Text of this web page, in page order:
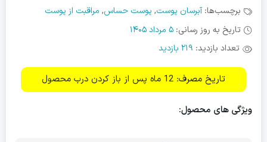
برچسب‌ها:آبرسان پوست, پوست حساس, مراقبت از پوست
تاریخ به روز رسانی: 5 مرداد 1405
تعداد بازدید: 219 بازدید
تاریخ مصرف: 12 ماه پس از باز کردن درب محصول
ویژگی های محصول: